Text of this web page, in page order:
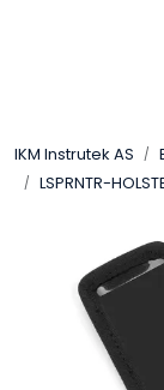
IKM Instrutek AS
LSPRNTR-
Elektro
Prosess